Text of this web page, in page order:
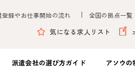
登録やお仕事開始の流れ 全国の拠点一覧
気になる求人リスト
派遣会社の選び方ガイド アソウの